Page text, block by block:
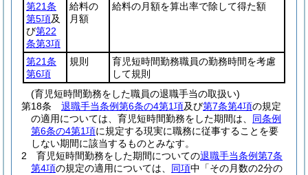
第21条
第5項及
び第22
条第3項
給料の
月額
給料の月額を算出率で除して得た額
第21条
第6項
規則
育児短時間勤務職員の勤務時間を考慮
して規則
(育児短時間勤務をした職員の退職手当の取扱い)
第18条
退職手当条例第6条の4第1項及び第7条第4項の規定
の適用については、育児短時間勤務をした期間は、 同条例
第6条の4第1項に規定する現実に職務に従事することを要
しない期間に該当するものとみなす。
2
育児短時間勤務をした期間についての退職手当条例第7条
第4項の規定の適用については、 同項中「その月数の2分の